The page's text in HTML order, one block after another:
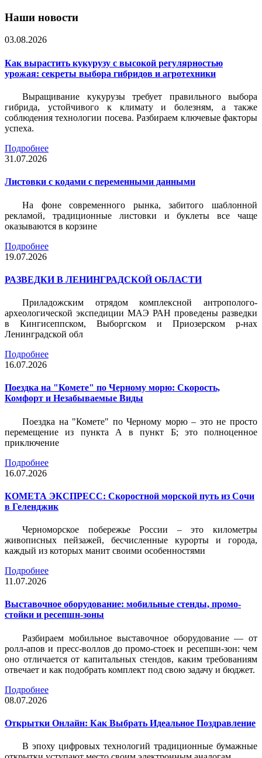
Наши новости
03.08.2026
Как вырастить кукурузу с высокой регулярностью
урожая: секреты выбора гибридов и агротехники
Выращивание кукурузы требует правильного выбора
гибрида, устойчивого к климату и болезням, а также
соблюдения технологии посева. Разбираем ключевые факторы
успеха.
Подробнее
31.07.2026
Листовки c кодами с переменными данными
На фоне современного рынка, забитого шаблонной
рекламой, традиционные листовки и буклеты все чаще
оказываются в корзине
Подробнее
19.07.2026
РАЗВЕДКИ В ЛЕНИНГРАДСКОЙ ОБЛАСТИ
Приладожским отрядом комплексной антрополого-
археологической экспедиции МАЭ РАН проведены разведки
в Кингисеппском, Выборгском и Приозерском р-нах
Ленинградской обл
Подробнее
16.07.2026
Поездка на "Комете" по Черному морю: Скорость,
Комфорт и Незабываемые Виды
Поездка на "Комете" по Черному морю – это не просто
перемещение из пункта А в пункт Б; это полноценное
приключение
Подробнее
16.07.2026
КОМЕТА ЭКСПРЕСС: Скоростной морской путь из Сочи
в Геленджик
Черноморское побережье России – это километры
живописных пейзажей, бесчисленные курорты и города,
каждый из которых манит своими особенностями
Подробнее
11.07.2026
Выставочное оборудование: мобильные стенды, промо-
стойки и ресепшн-зоны
Разбираем мобильное выставочное оборудование — от
ролл-апов и пресс-воллов до промо-стоек и ресепшн-зон: чем
оно отличается от капитальных стендов, каким требованиям
отвечает и как подобрать комплект под свою задачу и бюджет.
Подробнее
08.07.2026
Открытки Онлайн: Как Выбрать Идеальное Поздравление
В эпоху цифровых технологий традиционные бумажные